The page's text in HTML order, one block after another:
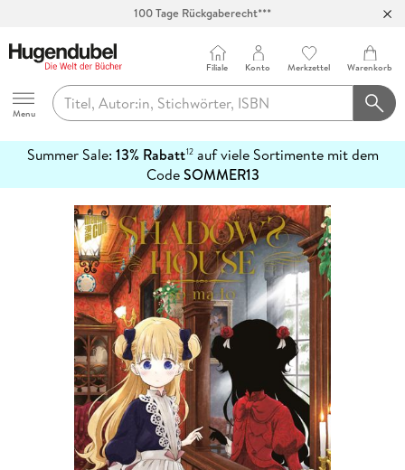
100 Tage Rückgaberecht***
Hugendubel
Menu
Filiale Konto Merkzettel Warenkorb
Summer Sale: 13% Rabatt12auf viele Sortimente mit dem
CodeSOMMER13
erfahren